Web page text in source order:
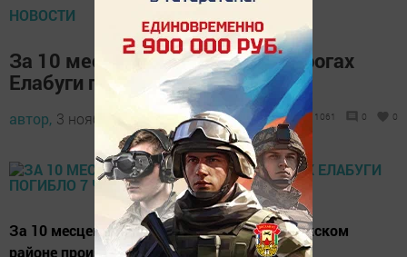
НОВОСТИ
За 10 месяцев этого года на дорогах
Елабуги погибло 7 человек
автор, 3 ноября 2016 - 12:02 1061 0 0
За 10 месцев этого года в Елабуге и Елабужском
районе произошло 82 ДТП.